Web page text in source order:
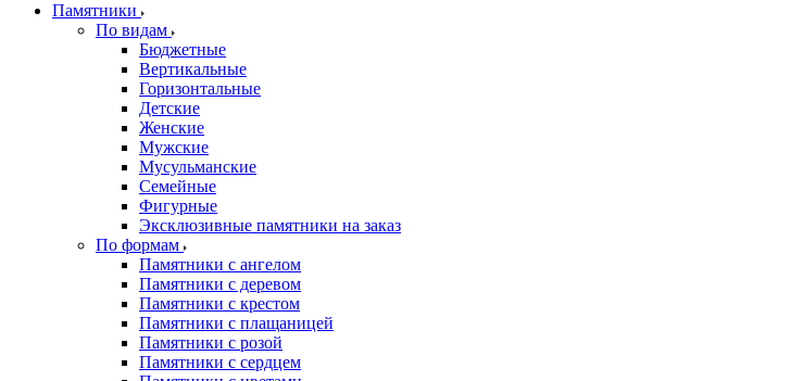
Памятники
По видам
Бюджетные
Вертикальные
Горизонтальные
Детские
Женские
Мужские
Мусульманские
Семейные
Фигурные
Эксклюзивные памятники на заказ
По формам
Памятники с ангелом
Памятники с деревом
Памятники с крестом
Памятники с плащаницей
Памятники с розой
Памятники с сердцем